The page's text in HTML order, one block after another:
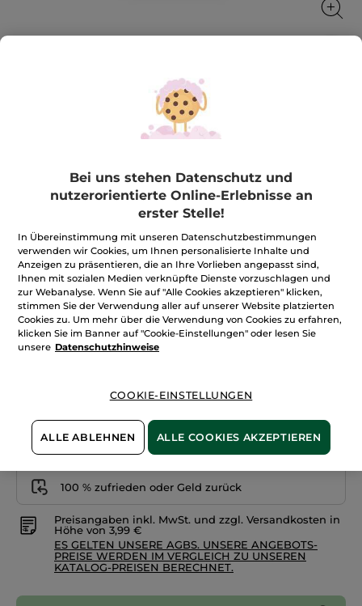
Serum Foundation Teint Radiance
Aufhellung, Aufpolsterung und Feuchtigkeitspflege
5.0
★★★★★
★★★★★
von
anzeigen.
Serum
Foundation
Teint
Radiance
(1)BEWERTUNG VERFASSEN
31,90€*
106,34€ / 100ml
Rosé 100
Menge
Freie Versandkosten ab 30€
Lieferung zwischen dem 11/08 und dem 12/08
100 % zufrieden oder Geld zurück
Preisangaben inkl. MwSt. und zzgl. Versandkosten in
Höhe von 3,99 €
ES GELTEN UNSERE AGBS. UNSERE ANGEBOTS-
PREISE WERDEN IM VERGLEICH ZU UNSEREN
KATALOG-PREISEN BERECHNET.
Bei uns stehen Datenschutz und
nutzerorientierte Online-Erlebnisse an
erster Stelle!
In Übereinstimmung mit unseren Datenschutzbestimmungen
verwenden wir Cookies, um Ihnen personalisierte Inhalte und
Anzeigen zu präsentieren, die an Ihre Vorlieben angepasst sind,
Ihnen mit sozialen Medien verknüpfte Dienste vorzuschlagen und
zur Webanalyse. Wenn Sie auf "Alle Cookies akzeptieren" klicken,
stimmen Sie der Verwendung aller auf unserer Website platzierten
Cookies zu. Um mehr über die Verwendung von Cookies zu erfahren,
klicken Sie im Banner auf "Cookie-Einstellungen" oder lesen Sie
unsere Datenschutzhinweise
COOKIE-EINSTELLUNGEN
ALLE ABLEHNEN ALLE COOKIES AKZEPTIEREN